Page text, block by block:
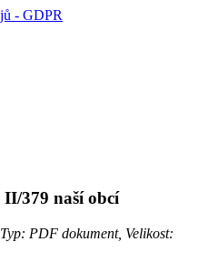
- GDPR
379 naší obcí
Typ: PDF dokument, Velikost: